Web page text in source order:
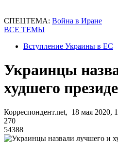
СПЕЦТЕМА: Война в Иране
ВСЕ ТЕМЫ
Вступление Украины в ЕС
Украинцы
худшего
Корреспондент.net, 18 мая 2020,
270
54388